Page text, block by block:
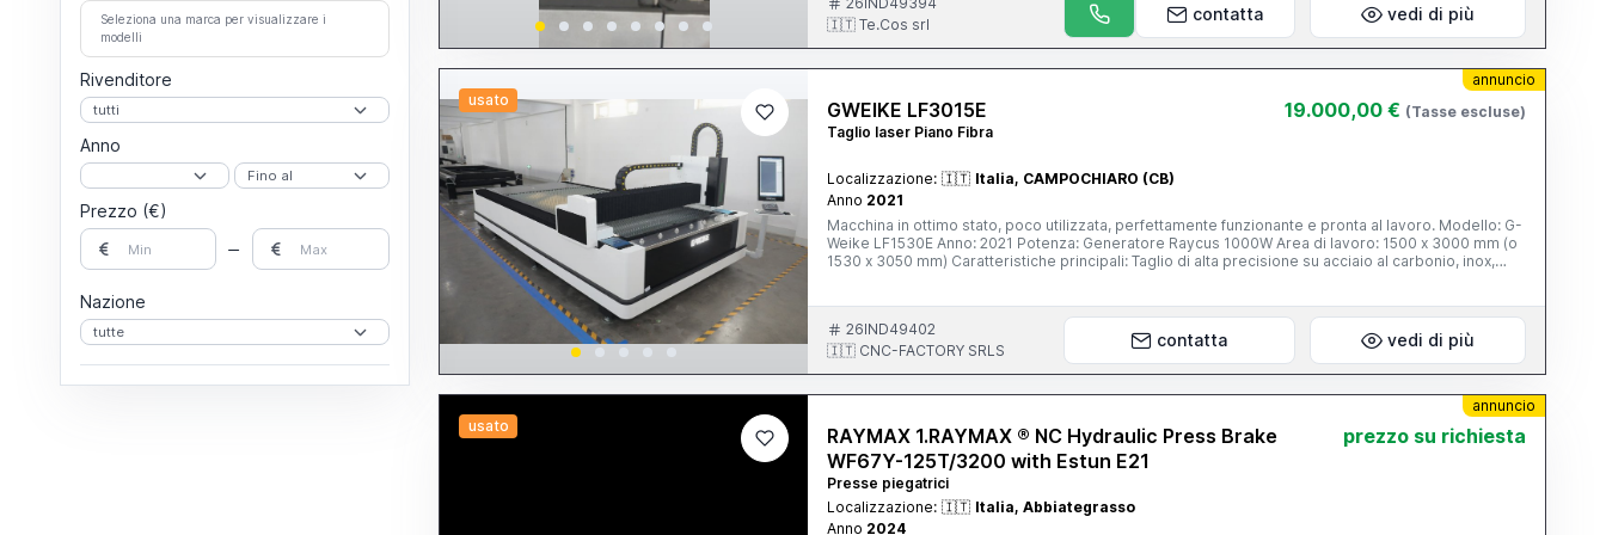
Seleziona una marca per visualizzare i
modelli
Rivenditore
Anno
Prezzo (€)
Nazione
🇮🇹 Te.Cos srl
contatta vedi di più
usato
annuncio
GWEIKE LF3015E
Taglio laser Piano Fibra
19.000,00 € (Tasse escluse)
Localizzazione: 🇮🇹 Italia, CAMPOCHIARO (CB)
Anno 2021
Macchina in ottimo stato, poco utilizzata, perfettamente funzionante e pronta al lavoro. Modello: G-
Weike LF1530E Anno: 2021 Potenza: Generatore Raycus 1000W Area di lavoro: 1500 x 3000 mm (o
1530 x 3050 mm) Caratteristiche principali: Taglio di alta precisione su acciaio al carbonio, inox,
Sistema di controllo user-friendly Consumi energetici contenuti rispetto a macchine più potenti
Ideale per carpenteria leggera/media, produzione di particolari, cancelli, arredo metallico,
componenti industriali Motivo della vendita: upgrade a potenza superiore. La macchina è stata
sempre manutenuta con ricambi originali ed è visibile in funzione. Prezzo: trattabile - contattami
26IND49402
🇮🇹 CNC-FACTORY SRLS
contatta vedi di più
usato
annuncio
RAYMAX 1.RAYMAX ® NC Hydraulic Press Brake
WF67Y-125T/3200 with Estun E21
Presse piegatrici
prezzo su richiesta
Localizzazione: 🇮🇹 Italia, Abbiategrasso
Anno 2024